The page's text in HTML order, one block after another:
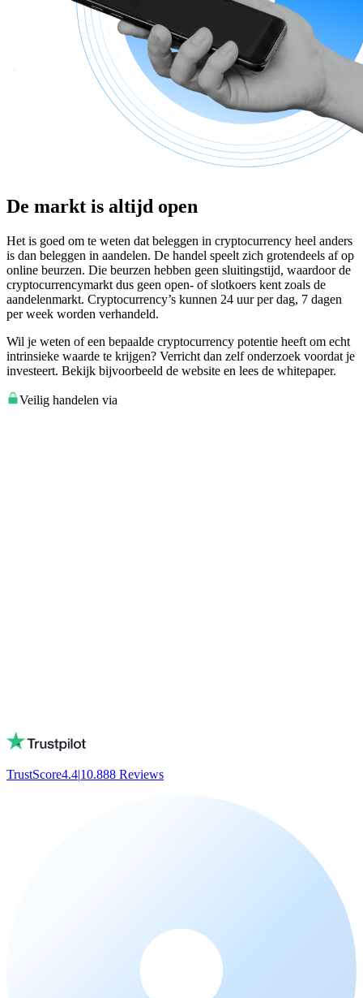
De markt is altijd open
Het is goed om te weten dat beleggen in cryptocurrency heel anders
is dan beleggen in aandelen. De handel speelt zich grotendeels af op
online beurzen. Die beurzen hebben geen sluitingstijd, waardoor de
cryptocurrencymarkt dus geen open- of slotkoers kent zoals de
aandelenmarkt. Cryptocurrency’s kunnen 24 uur per dag, 7 dagen
per week worden verhandeld.
Wil je weten of een bepaalde cryptocurrency potentie heeft om echt
intrinsieke waarde te krijgen? Verricht dan zelf onderzoek voordat je
investeert. Bekijk bijvoorbeeld de website en lees de whitepaper.
Veilig handelen via
TrustScore4.4|10.888 Reviews